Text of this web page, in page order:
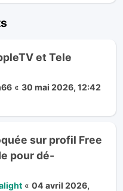
et Tele
« 30 mai 2026, 12:42
sur profil Free
pour dé-
« 04 avril 2026,